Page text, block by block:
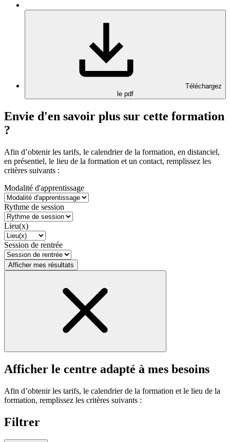
Téléchargez
le pdf
Envie d'en savoir plus sur cette formation
?
Afin d’obtenir les tarifs, le calendrier de la formation, en distanciel,
en présentiel, le lieu de la formation et un contact, remplissez les
critères suivants :
Modalité d'apprentissage
Rythme de session
Lieu(x)
Session de rentrée
Afficher mes résultats
Afficher le centre adapté à mes besoins
Afin d’obtenir les tarifs, le calendrier de la formation et le lieu de la
formation, remplissez les critères suivants :
Filtrer